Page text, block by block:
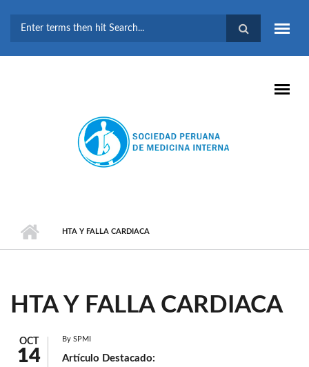
BÚSQUEDA
HTA Y FALLA CARDIACA
HTA Y FALLA CARDIACA
OCT
14
By SPMI
Artículo Destacado: